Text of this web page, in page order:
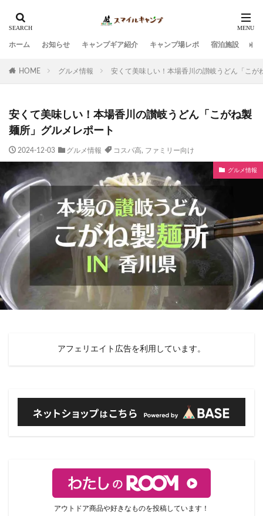
ホーム お知らせ キャンプギア紹介 キャンプ場レポ 宿泊施設 観
HOME グルメ情報 安くて美味しい！本場香川の讃岐うどん「こが
安くて美味しい！本場香川の讃岐うどん「こがね製
麺所」グルメレポート
2024-12-03 グルメ情報 コスパ高, ファミリー向け
グルメ情報
アフェリエイト広告を利用しています。
アウトドア商品や好きなものを投稿しています！